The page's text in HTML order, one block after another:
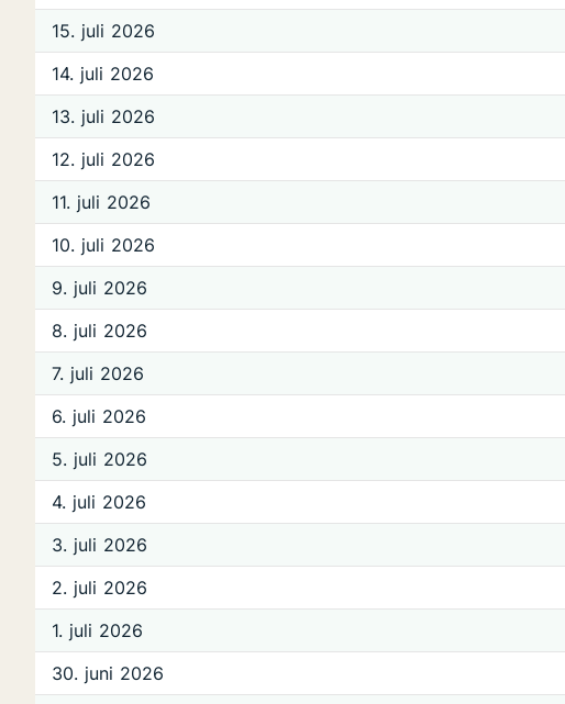
15. juli 2026
14. juli 2026
13. juli 2026
12. juli 2026
11. juli 2026
10. juli 2026
9. juli 2026
8. juli 2026
7. juli 2026
6. juli 2026
5. juli 2026
4. juli 2026
3. juli 2026
2. juli 2026
1. juli 2026
30. juni 2026